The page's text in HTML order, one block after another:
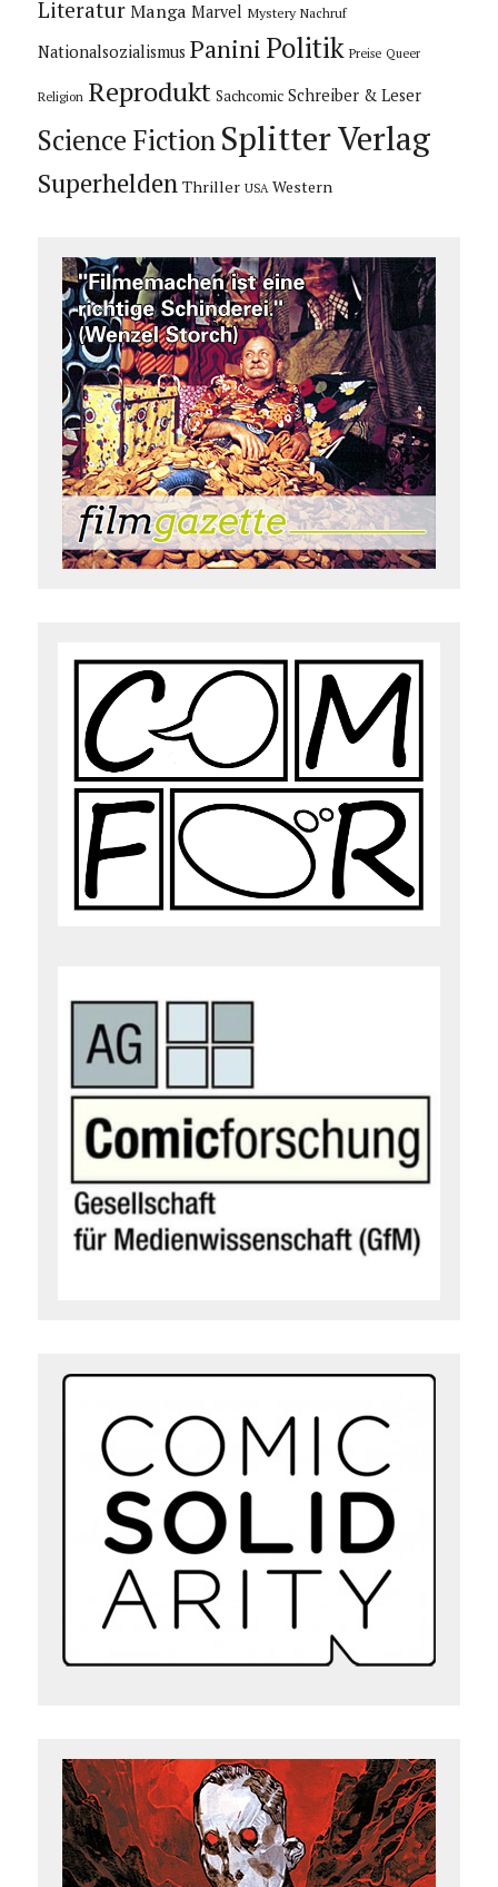
Literatur Manga Marvel Mystery Nachruf
Nationalsozialismus Panini Politik Preise Queer
Religion Reprodukt Sachcomic Schreiber & Leser
Science Fiction Splitter Verlag
Superhelden Thriller USA Western